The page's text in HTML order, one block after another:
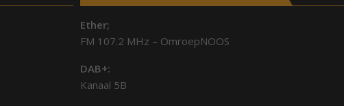
Ether;
FM 107.2 MHz – OmroepNOOS
DAB+:
Kanaal 5B